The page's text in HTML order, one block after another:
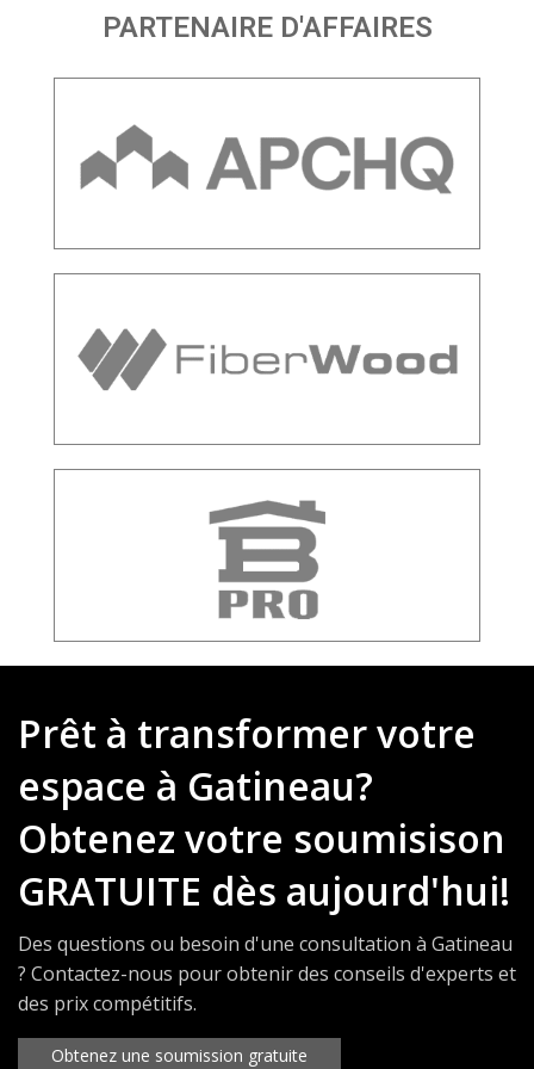
PARTENAIRE D'AFFAIRES
Prêt à transformer votre
espace à Gatineau?
Obtenez votre soumisison
GRATUITE dès aujourd'hui!
Des questions ou besoin d'une consultation à Gatineau
? Contactez-nous pour obtenir des conseils d'experts et
des prix compétitifs.
Obtenez une soumission gratuite